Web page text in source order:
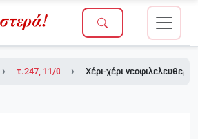
τ.247, 11/07/2008Χέρι-χέρι